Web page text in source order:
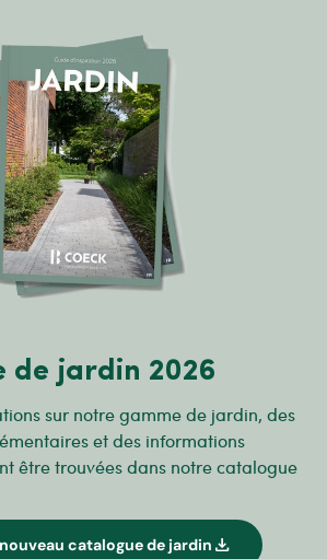
de jardin 2026
sur notre gamme de jardin, des
et des informations
être trouvées dans notre catalogue
catalogue de jardin download